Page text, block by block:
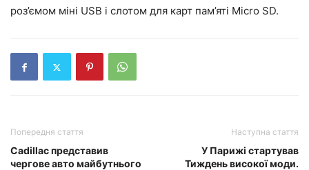
роз’ємом міні USB і слотом для карт пам’яті Micro SD.
Попередня стаття
Cadillac представив
чергове авто майбутнього
Наступна стаття
У Парижі стартував
Тиждень високої моди.